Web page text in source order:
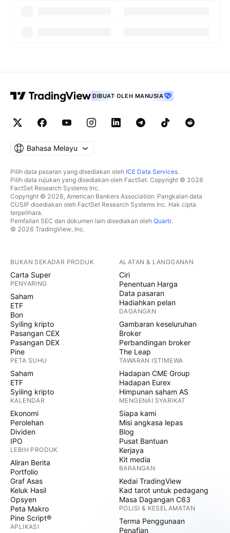
DIBUAT OLEH MANUSIA
Bahasa Melayu
Pilih data pasaran yang disediakan oleh ICE Data Services.
Pilih data rujukan yang disediakan oleh FactSet. Copyright © 2026
FactSet Research Systems Inc.
Copyright © 2026, American Bankers Association. Pangkalan data
CUSIP disediakan oleh FactSet Research Systems Inc. Hak cipta
terpelihara.
Pemfailan SEC dan dokumen lain disediakan oleh Quartr.
© 2026 TradingView, Inc.
BUKAN SEKADAR PRODUK
Carta Super
PENYARING
Saham
ETF
Bon
Syiling kripto
Pasangan CEX
Pasangan DEX
Pine
PETA SUHU
Saham
ETF
Syiling kripto
KALENDAR
Ekonomi
Perolehan
Dividen
IPO
LEBIH PRODUK
Aliran Berita
Portfolio
Graf Asas
Keluk Hasil
Opsyen
Peta Makro
Pine Script®
APLIKASI
ALATAN & LANGGANAN
Ciri
Penentuan Harga
Data pasaran
Hadiahkan pelan
DAGANGAN
Gambaran keseluruhan
Broker
Perbandingan broker
The Leap
TAWARAN ISTIMEWA
Hadapan CME Group
Hadapan Eurex
Himpunan saham AS
MENGENAI SYARIKAT
Siapa kami
Misi angkasa lepas
Blog
Pusat Bantuan
Kerjaya
Kit media
BARANGAN
Kedai TradingView
Kad tarot untuk pedagang
Masa Dagangan C63
POLISI & KESELAMATAN
Terma Penggunaan
Penafian